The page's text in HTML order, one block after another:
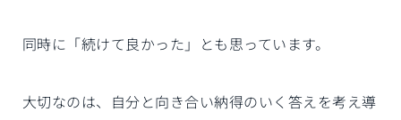
同時に「続けて良かった」とも思っています。
大切なのは、自分と向き合い納得のいく答えを考え導